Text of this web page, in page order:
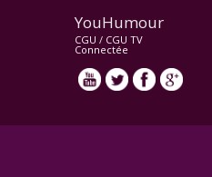
YouHumour
CGU / CGU TV
Connectée